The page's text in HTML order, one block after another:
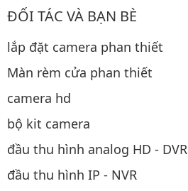
ĐỐI TÁC VÀ BẠN BÈ
lắp đặt camera phan thiết
Màn rèm cửa phan thiết
camera hd
bộ kit camera
đầu thu hình analog HD - DVR
đầu thu hình IP - NVR